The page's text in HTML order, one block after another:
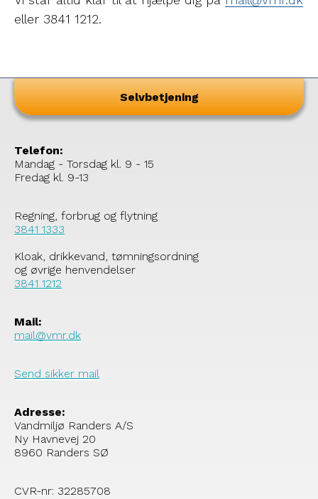
eller 3841 1212.
Selvbetjening
Telefon:
Mandag - Torsdag kl. 9 - 15
Fredag kl. 9-13
Regning, forbrug og flytning
3841 1333
Kloak, drikkevand, tømningsordning
og øvrige henvendelser
3841 1212
Mail:
mail@vmr.dk
Send sikker mail
Adresse:
Vandmiljø Randers A/S
Ny Havnevej 20
8960 Randers SØ
CVR-nr: 32285708